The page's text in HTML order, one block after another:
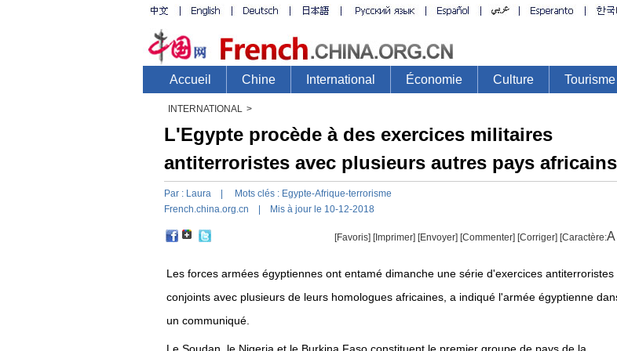
INTERNATIONAL >
L'Egypte procède à des exercices militaires
antiterroristes avec plusieurs autres pays africains
Par : Laura | Mots clés : Egypte-Afrique-terrorisme
French.china.org.cn | Mis à jour le 10-12-2018
[Favoris] [Imprimer] [Envoyer] [Commenter] [Corriger] [Caractère:A
Les forces armées égyptiennes ont entamé dimanche une série d'exercices antiterroristes
conjoints avec plusieurs de leurs homologues africaines, a indiqué l'armée égyptienne
un communiqué.